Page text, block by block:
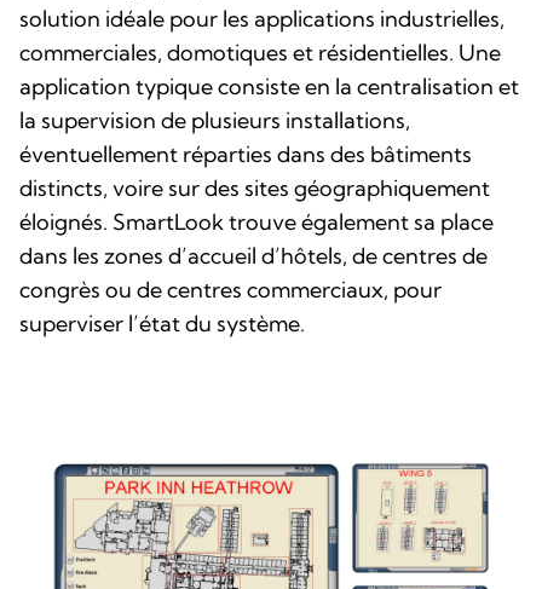
solution idéale pour les applications industrielles,
commerciales, domotiques et résidentielles. Une
application typique consiste en la centralisation et
la supervision de plusieurs installations,
éventuellement réparties dans des bâtiments
distincts, voire sur des sites géographiquement
éloignés. SmartLook trouve également sa place
dans les zones d’accueil d’hôtels, de centres de
congrès ou de centres commerciaux, pour
superviser l’état du système.